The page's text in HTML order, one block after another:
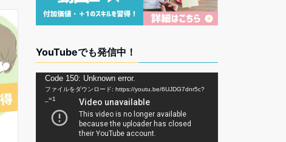
YouTubeでも発信中！
Code 150: Unknown error.
ファイルをダウンロード: https://youtu.be/6UJDG7dnr5c?
_=1